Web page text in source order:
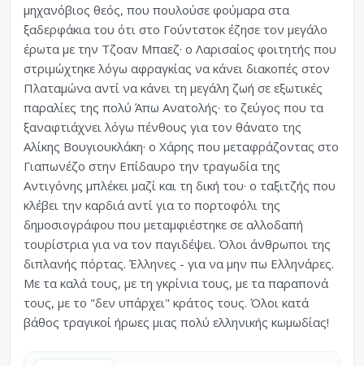
μηχανόβιος θεός, που πουλούσε φούμαρα στα
ξαδερφάκια του ότι στο Γούντστοκ έζησε τον μεγάλο
έρωτα με την Τζοαν Μπαεζ· ο Λαρισαίος φοιτητής που
στριμώχτηκε λόγω αφραγκίας να κάνει διακοπές στον
Πλαταμώνα αντί να κάνει τη μεγάλη ζωή σε εξωτικές
παραλίες της πολύ Άπω Ανατολής· το ζεύγος που τα
ξαναφτιάχνει λόγω πένθους για τον θάνατο της
Αλίκης Βουγιουκλάκη· ο Χάρης που μεταφράζοντας στο
Γιαπωνέζο στην Επίδαυρο την τραγωδία της
Αντιγόνης μπλέκει μαζί και τη δική του· ο ταξιτζής που
κλέβει την καρδιά αντί για το πορτοφόλι της
δημοσιογράφου που μεταμφιέστηκε σε αλλοδαπή
τουρίστρια για να τον παγιδέψει. Όλοι άνθρωποι της
διπλανής πόρτας. Έλληνες - για να μην πω Ελληνάρες.
Με τα καλά τους, με τη γκρίνια τους, με τα παραπονά
τους, με το "δεν υπάρχει" κράτος τους. Όλοι κατά
βάθος τραγικοί ήρωες μιας πολύ ελληνικής κωμωδίας!